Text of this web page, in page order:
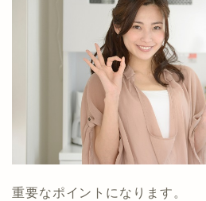
重要なポイントになります。